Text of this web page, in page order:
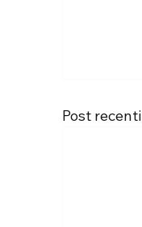
Post recenti